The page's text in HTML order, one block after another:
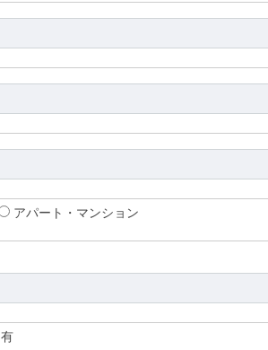
アパート・マンション
有